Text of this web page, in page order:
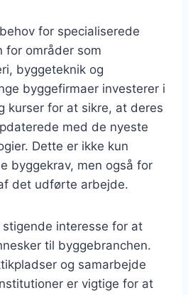
for specialiserede
for områder som
byggeteknik og
byggefirmaer investerer i
kurser for at sikre, at deres
med de nyeste
Dette er ikke kun
byggekrav, men også for
det udførte arbejde.
interesse for at
til byggebranchen.
og samarbejde
er vigtige for at